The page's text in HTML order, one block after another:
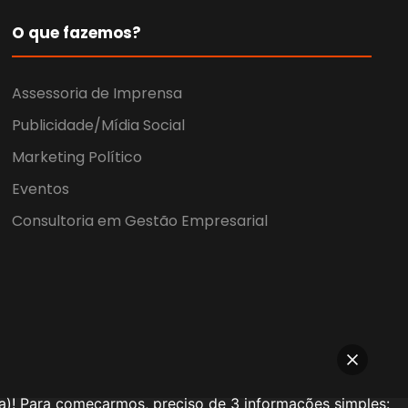
O que fazemos?
Assessoria de Imprensa
Publicidade/Mídia Social
Marketing Político
Eventos
Consultoria em Gestão Empresarial
Para começarmos, preciso de 3 informações simples: